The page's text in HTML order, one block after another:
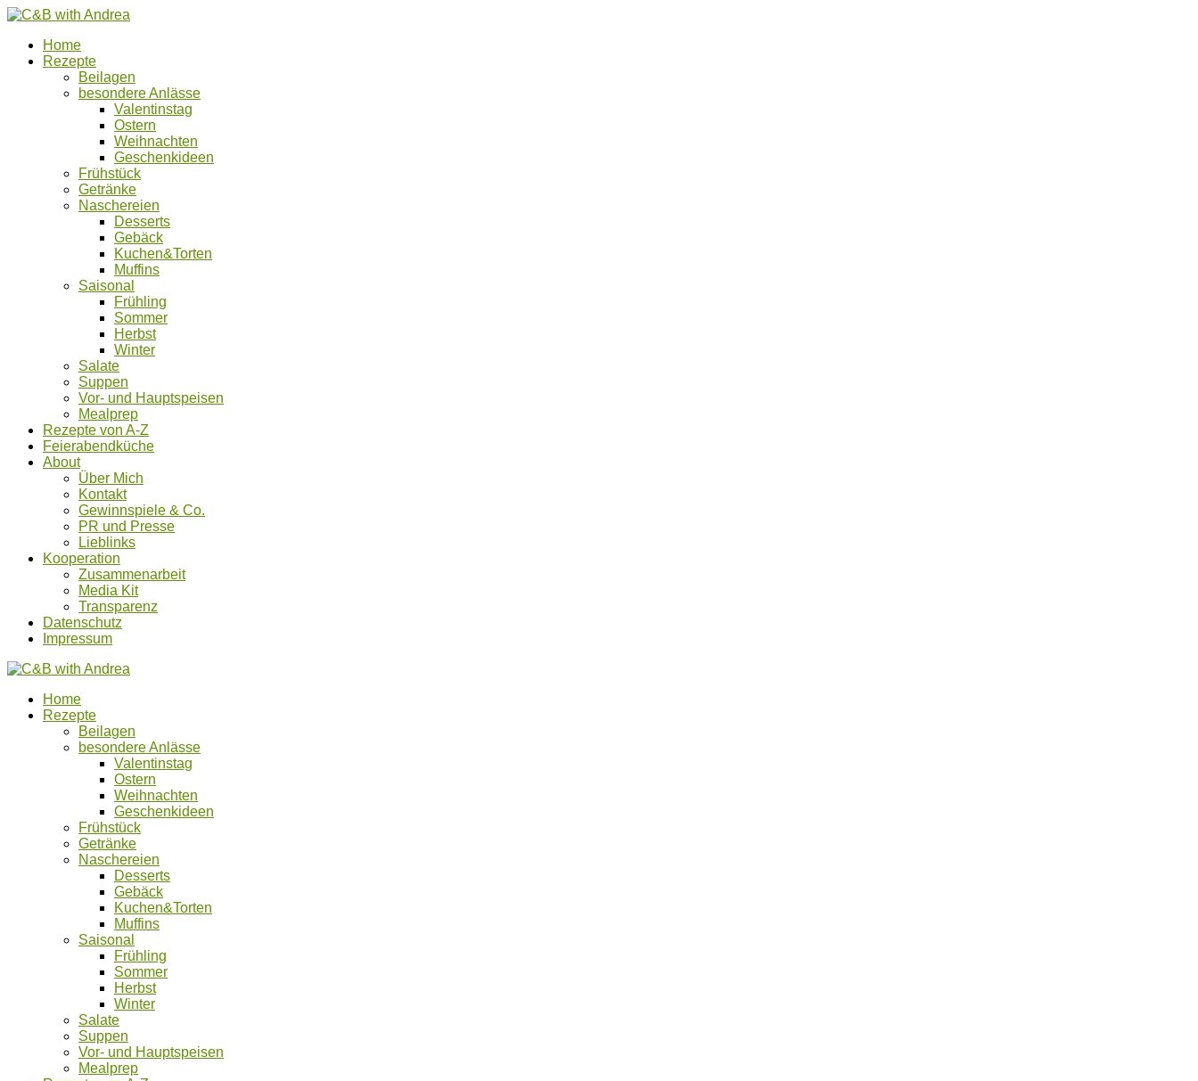
Home
Rezepte
Beilagen
besondere Anlässe
Valentinstag
Ostern
Weihnachten
Geschenkideen
Frühstück
Getränke
Naschereien
Desserts
Gebäck
Kuchen&Torten
Muffins
Saisonal
Frühling
Sommer
Herbst
Winter
Salate
Suppen
Vor- und Hauptspeisen
Mealprep
Rezepte von A-Z
Feierabendküche
About
Über Mich
Kontakt
Gewinnspiele & Co.
PR und Presse
Lieblinks
Kooperation
Zusammenarbeit
Media Kit
Transparenz
Datenschutz
Impressum
Home
Rezepte
Beilagen
besondere Anlässe
Valentinstag
Ostern
Weihnachten
Geschenkideen
Frühstück
Getränke
Naschereien
Desserts
Gebäck
Kuchen&Torten
Muffins
Saisonal
Frühling
Sommer
Herbst
Winter
Salate
Suppen
Vor- und Hauptspeisen
Mealprep